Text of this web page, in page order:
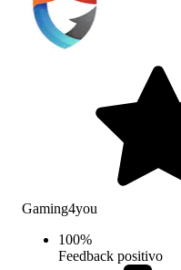
Gaming4you
100%
Feedback positivo